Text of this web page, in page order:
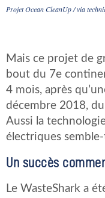
Projet Ocean CleanUp / via
Mais ce projet de
bout du 7e
4 mois, après
décembre 2018,
Aussi la
électriques
Un succès
Le WasteShark a